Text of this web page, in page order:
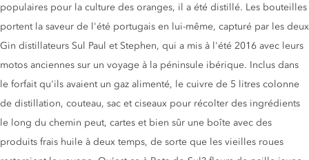
populaires pour la culture des oranges, il a été distillé. Les bouteilles
portent la saveur de l'été portugais en lui-même, capturé par les deux
Gin distillateurs Sul Paul et Stephen, qui a mis à l'été 2016 avec leurs
motos anciennes sur un voyage à la péninsule ibérique. Inclus dans
le forfait qu'ils avaient un gaz alimenté, le cuivre de 5 litres colonne
de distillation, couteau, sac et ciseaux pour récolter des ingrédients
le long du chemin peut, cartes et bien sûr une boîte avec des
produits frais huile à deux temps, de sorte que les vieilles roues